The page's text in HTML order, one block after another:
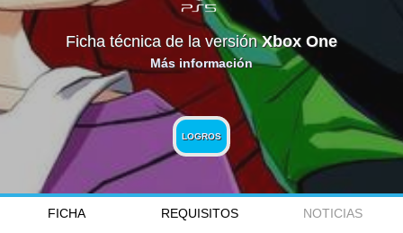
Ficha técnica de la versiónXbox One
Más información
LOGROS
FICHA REQUISITOS
NOTICIAS